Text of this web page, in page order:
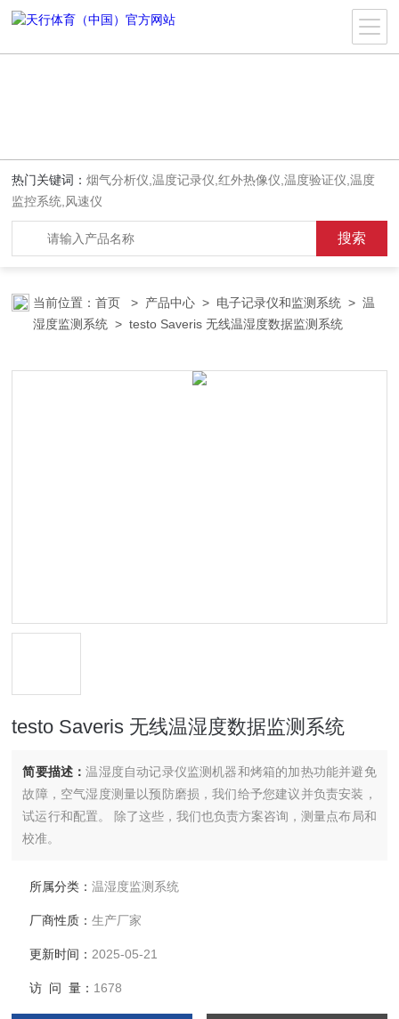
热门关键词：烟气分析仪,温度记录仪,红外热像仪,温度验证仪,温度
监控系统,风速仪
当前位置：首页 > 产品中心 > 电子记录仪和监测系统 >温
湿度监测系统 > testo Saveris 无线温湿度数据监测系统
testo Saveris 无线温湿度数据监测系统
简要描述：温湿度自动记录仪监测机器和烤箱的加热功能并避免
故障，空气湿度测量以预防磨损，我们给予您建议并负责安装，
试运行和配置。 除了这些，我们也负责方案咨询，测量点布局和
校准。
所属分类：温湿度监测系统
厂商性质：生产厂家
更新时间： 2025-05-21
访 问 量： 1678